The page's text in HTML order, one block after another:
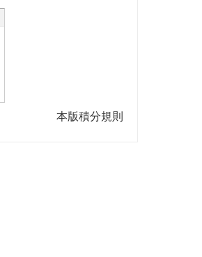
本版積分規則